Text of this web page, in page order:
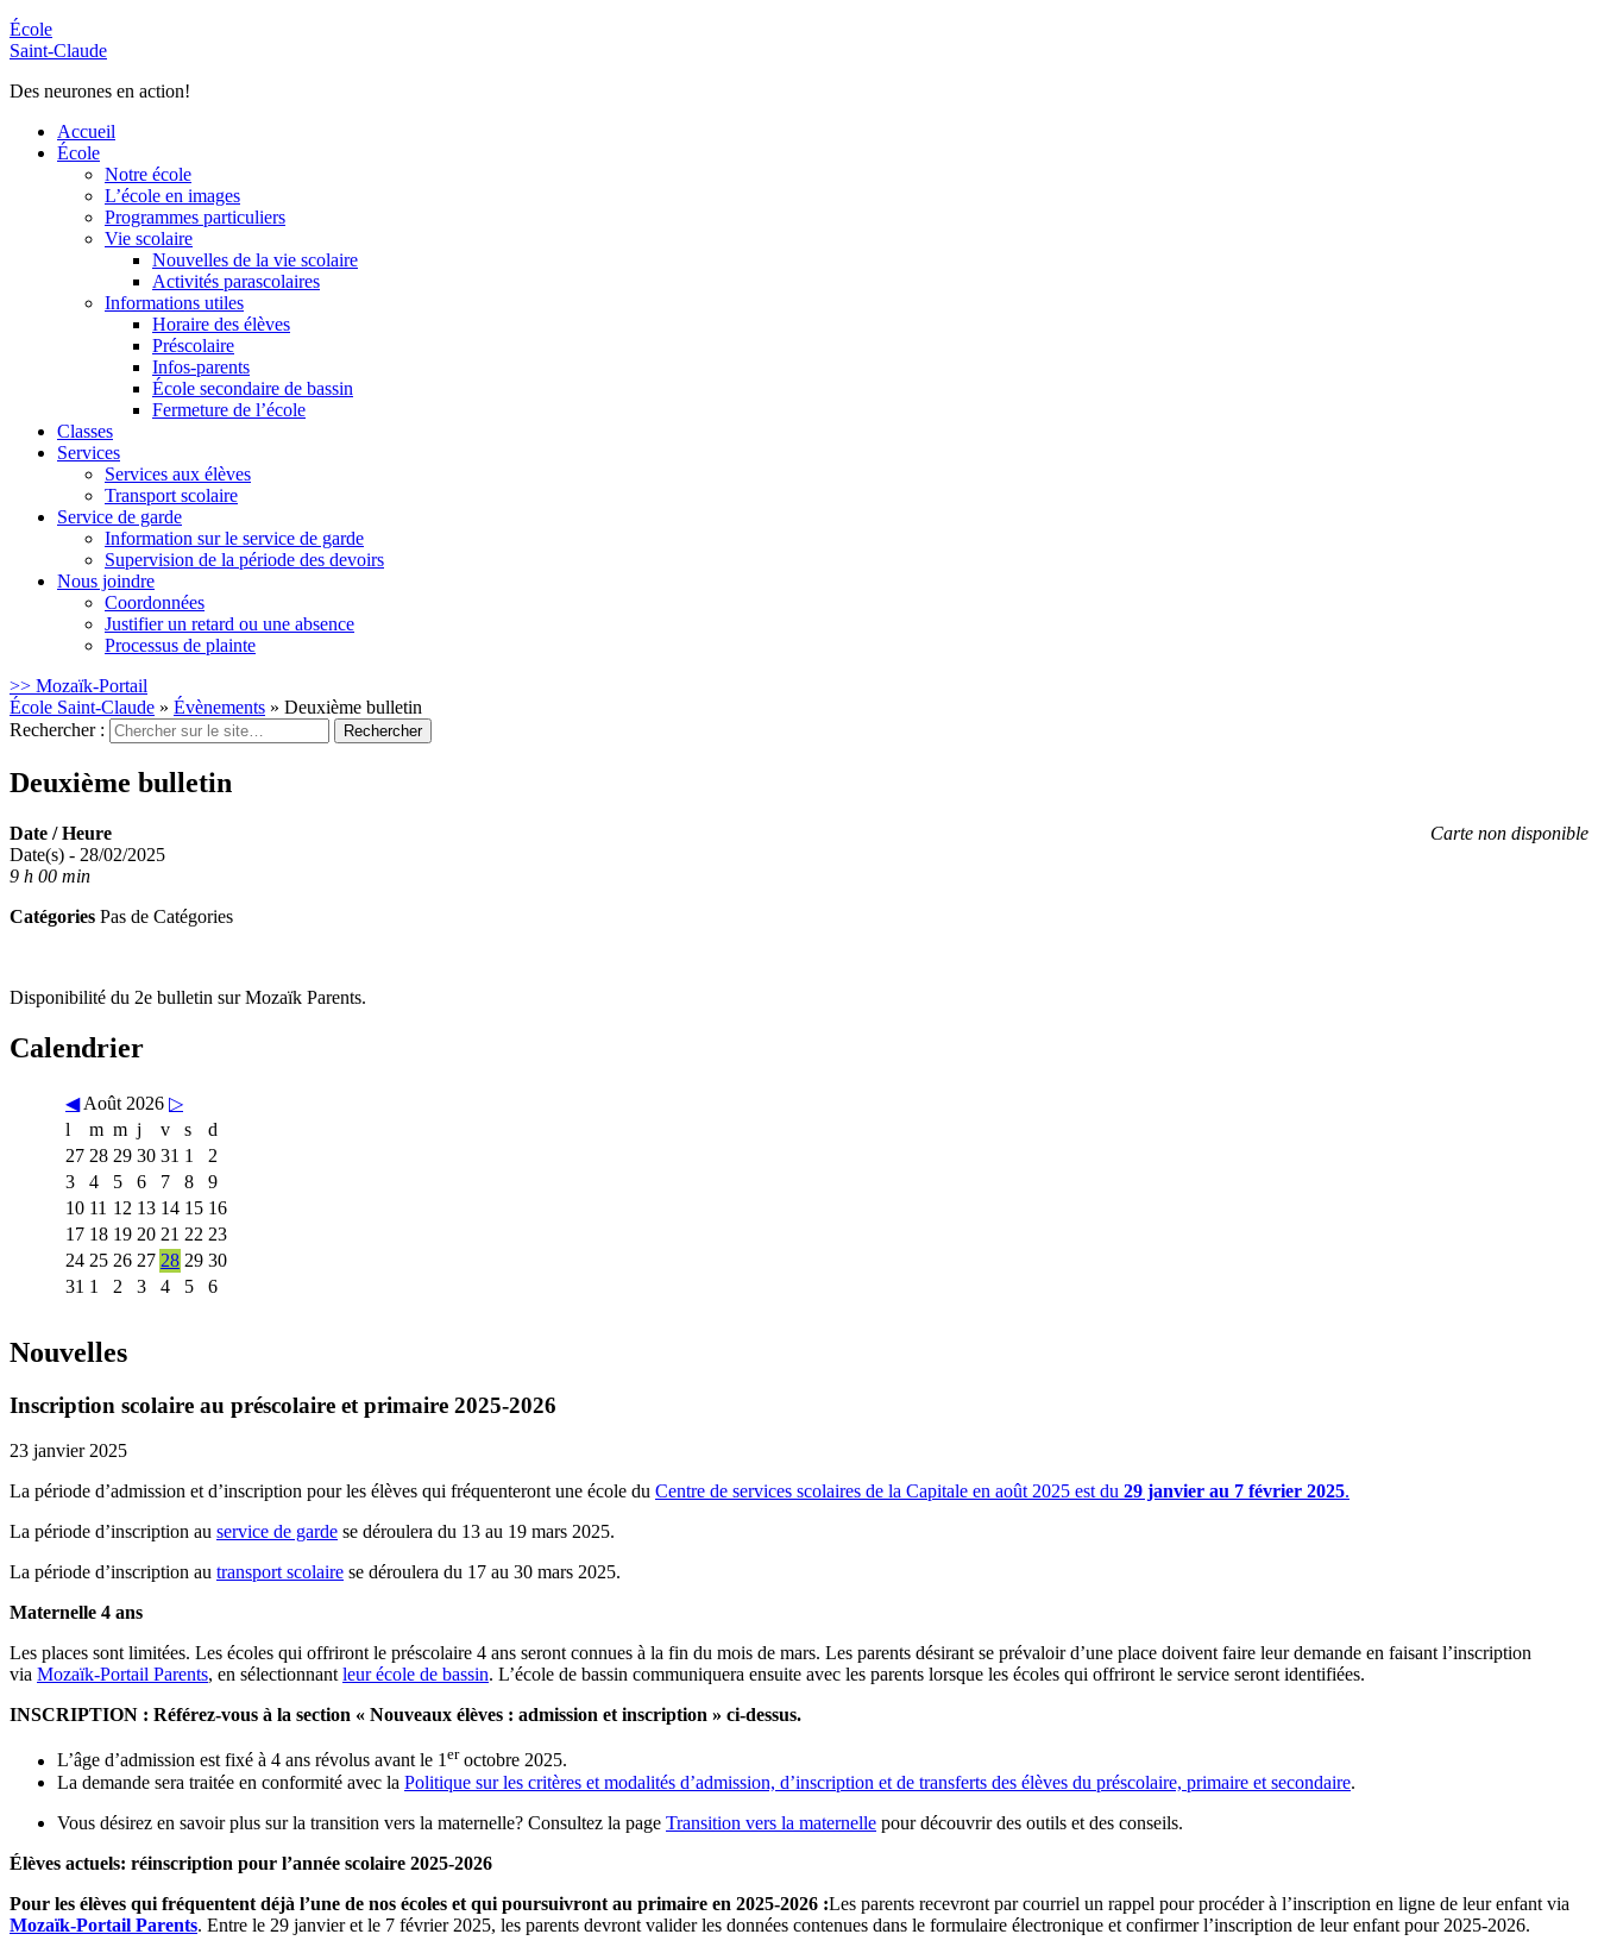
École
Saint-Claude
Des neurones en action!
Accueil
École
Notre école
L’école en images
Programmes particuliers
Vie scolaire
Nouvelles de la vie scolaire
Activités parascolaires
Informations utiles
Horaire des élèves
Préscolaire
Infos-parents
École secondaire de bassin
Fermeture de l’école
Classes
Services
Services aux élèves
Transport scolaire
Service de garde
Information sur le service de garde
Supervision de la période des devoirs
Nous joindre
Coordonnées
Justifier un retard ou une absence
Processus de plainte
>> Mozaïk-Portail
École Saint-Claude » Évènements » Deuxième bulletin
Rechercher :
Deuxième bulletin
Carte non disponible
Date / Heure
Date(s) - 28/02/2025
9 h 00 min
Catégories Pas de Catégories
Disponibilité du 2e bulletin sur Mozaïk Parents.
Calendrier
◀ Août 2026 ▷
l
m m j v s
d
27 28 29 30 31 1
2
3
4 5 6 7 8
9
10 11 12 13 14 15 16
17 18 19 20 21 22 23
24 25 26 27 28 29 30
31 1 2 3 4 5 6
Nouvelles
Inscription scolaire au préscolaire et primaire 2025-2026
23 janvier 2025
La période d’admission et d’inscription pour les élèves qui fréquenteront une école du Centre de services scolaires de la Capitale en août 2025 est du 29 janvier au 7 février 2025.
La période d’inscription au service de garde se déroulera du 13 au 19 mars 2025.
La période d’inscription au transport scolaire se déroulera du 17 au 30 mars 2025.
Maternelle 4 ans
Les places sont limitées. Les écoles qui offriront le préscolaire 4 ans seront connues à la fin du mois de mars. Les parents désirant se prévaloir d’une place doivent faire leur demande en faisant l’inscription
via Mozaïk-Portail Parents, en sélectionnant leur école de bassin. L’école de bassin communiquera ensuite avec les parents lorsque les écoles qui offriront le service seront identifiées.
INSCRIPTION : Référez-vous à la section « Nouveaux élèves : admission et inscription » ci-dessus.
L’âge d’admission est fixé à 4 ans révolus avant le 1eroctobre 2025.
La demande sera traitée en conformité avec la Politique sur les critères et modalités d’admission, d’inscription et de transferts des élèves du préscolaire, primaire et secondaire.
Vous désirez en savoir plus sur la transition vers la maternelle? Consultez la page Transition vers la maternelle pour découvrir des outils et des conseils.
Élèves actuels: réinscription pour l’année scolaire 2025-2026
Pour les élèves qui fréquentent déjà l’une de nos écoles et qui poursuivront au primaire en 2025-2026 :Les parents recevront par courriel un rappel pour procéder à l’inscription en ligne de leur enfant via
Mozaïk-Portail Parents. Entre le 29 janvier et le 7 février 2025, les parents devront valider les données contenues dans le formulaire électronique et confirmer l’inscription de leur enfant pour 2025-2026.